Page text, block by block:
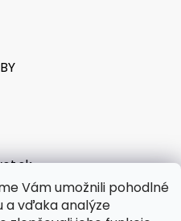
Vám umožnili pohodlné
a vďaka analýze